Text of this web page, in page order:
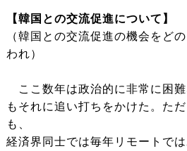
【韓国との交流促進について】
（韓国との交流促進の機会をど
われ）
ここ数年は政治的に非常に困
もそれに追い打ちをかけた。た
も、
経済界同士では毎年リモートで